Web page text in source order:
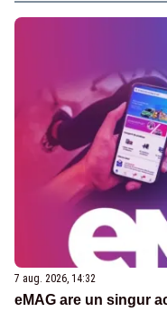
7 aug. 2026, 14:32
eMAG are un singur